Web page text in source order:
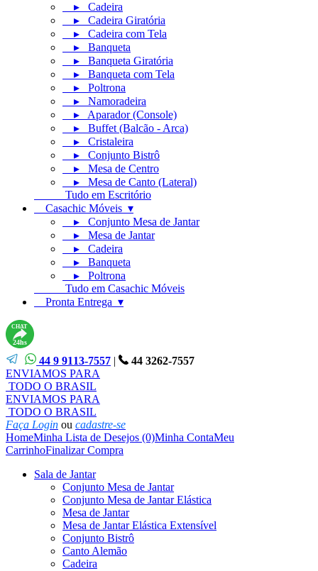
▸ Cadeira
▸ Cadeira Giratória
▸ Cadeira com Tela
▸ Banqueta
▸ Banqueta Giratória
▸ Banqueta com Tela
▸ Poltrona
▸ Namoradeira
▸ Aparador (Console)
▸ Buffet (Balcão - Arca)
▸ Cristaleira
▸ Conjunto Bistrô
▸ Mesa de Centro
▸ Mesa de Canto (Lateral)
Tudo em Escritório
Casachic Móveis ▾
▸ Conjunto Mesa de Jantar
▸ Mesa de Jantar
▸ Cadeira
▸ Banqueta
▸ Poltrona
Tudo em Casachic Móveis
Pronta Entrega ▾
CHAT
24hs
44 9 9113-7557 |
44 3262-7557
ENVIAMOS PARA
TODO O BRASIL
ENVIAMOS PARA
TODO O BRASIL
Faça Login ou cadastre-se
HomeMinha Lista de Desejos (0)Minha ContaMeu
CarrinhoFinalizar Compra
Sala de Jantar
Conjunto Mesa de Jantar
Conjunto Mesa de Jantar Elástica
Mesa de Jantar
Mesa de Jantar Elástica Extensível
Conjunto Bistrô
Canto Alemão
Cadeira